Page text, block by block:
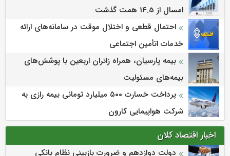
امسال از 14.5 همت گذشت
احتمال قطعی و اختلال موقت در سامانه‌های ارائه
خدمات اتأمین اجتماعی
بیمه پارسیان، همراه زائران اربعین با پوشش‌های
بیمه‌های مسئولیت
پرداخت خسارت ۵۰۰ میلیارد تومانی بیمه رازی به
شرکت هواپیمایی کارون
اخبار اقتصاد کلان
دولت دوازدهم و ضرورت بازبینی نظام بانکی